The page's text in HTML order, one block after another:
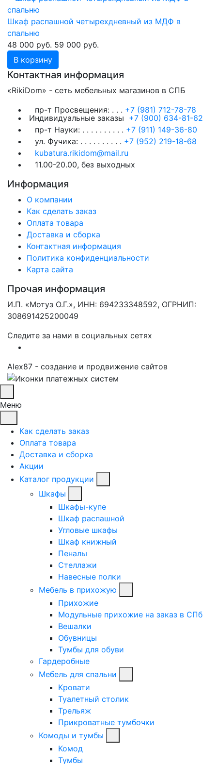
Шкаф распашной четырехдневный из МДФ в
спальню
48 000 руб. 59 000 руб.
В корзину
Контактная информация
«RikiDom» - сеть мебельных магазинов в СПБ
пр-т Просвещения: . . . +7 (981) 712-78-78
Индивидуальные заказы +7 (900) 634-81-62
пр-т Науки: . . . . . . . . . . +7 (911) 149-36-80
ул. Фучика: . . . . . . . . . . +7 (952) 219-18-68
kubatura.rikidom@mail.ru
11.00-20.00, без выходных
Информация
О компании
Как сделать заказ
Оплата товара
Доставка и сборка
Контактная информация
Политика конфиденциальности
Карта сайта
Прочая информация
И.П. «Мотуз О.Г.», ИНН: 694233348592, ОГРНИП:
308691425200049
Следите за нами в социальных сетях
Alex87 - создание и продвижение сайтов
Меню
Как сделать заказ
Оплата товара
Доставка и сборка
Акции
Каталог продукции
Шкафы
Шкафы-купе
Шкаф распашной
Угловые шкафы
Шкаф книжный
Пеналы
Стеллажи
Навесные полки
Мебель в прихожую
Прихожие
Модульные прихожие на заказ в СПб
Вешалки
Обувницы
Тумбы для обуви
Гардеробные
Мебель для спальни
Кровати
Туалетный столик
Трельяж
Прикроватные тумбочки
Комоды и тумбы
Комод
Тумбы